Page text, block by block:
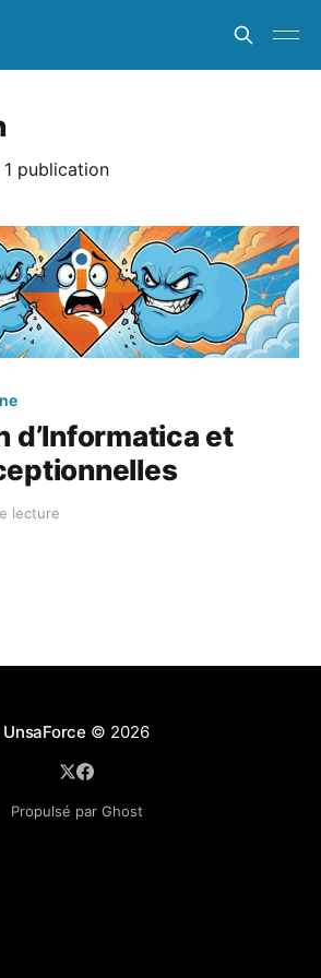
publication
d’Informatica et
lecture
UnsaForce © 2026
Propulsé par Ghost